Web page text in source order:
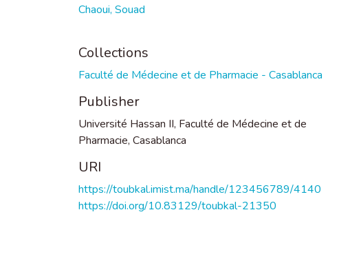
Chaoui, Souad
Collections
Faculté de Médecine et de Pharmacie - Casablanca
Publisher
Université Hassan II, Faculté de Médecine et de
Pharmacie, Casablanca
URI
https://toubkal.imist.ma/handle/123456789/4140
https://doi.org/10.83129/toubkal-21350